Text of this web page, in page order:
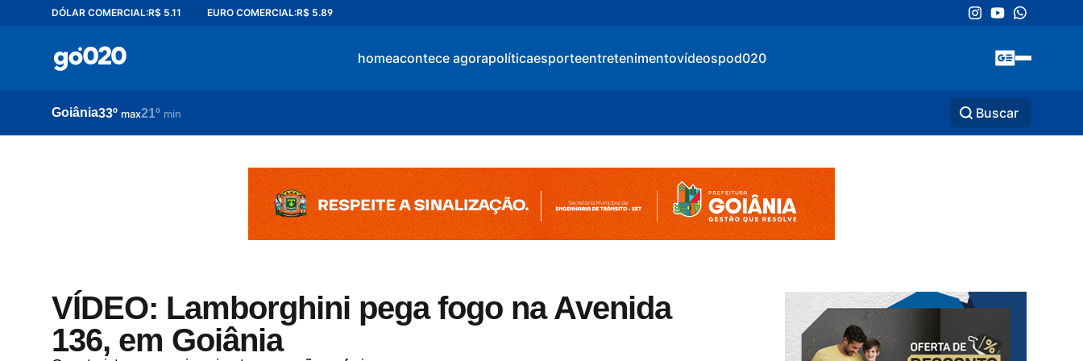
DÓLAR COMERCIAL:R$ 5.11 EURO COMERCIAL:R$ 5.89
homeacontece agorapolíticaesporteentretenimentovídeospod020
Goiânia33º max21º min Buscar
VÍDEO: Lamborghini pega fogo na Avenida
136, em Goiânia
acontece agora
esporte